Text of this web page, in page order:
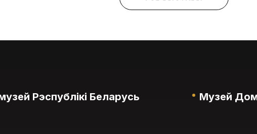
Рэспублікі Беларусь Музей Дом